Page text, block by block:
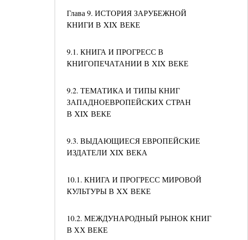
Глава 9. ИСТОРИЯ ЗАРУБЕЖНОЙ
КНИГИ В XIX ВЕКЕ
9.1. КНИГА И ПРОГРЕСС В
КНИГОПЕЧАТАНИИ В XIX ВЕКЕ
9.2. ТЕМАТИКА И ТИПЫ КНИГ
ЗАПАДНОЕВРОПЕЙСКИХ СТРАН
В XIX ВЕКЕ
9.3. ВЫДАЮЩИЕСЯ ЕВРОПЕЙСКИЕ
ИЗДАТЕЛИ XIX ВЕКА
10.1. КНИГА И ПРОГРЕСС МИРОВОЙ
КУЛЬТУРЫ В XX ВЕКЕ
10.2. МЕЖДУНАРОДНЫЙ РЫНОК КНИГ
В ХХ ВЕКЕ